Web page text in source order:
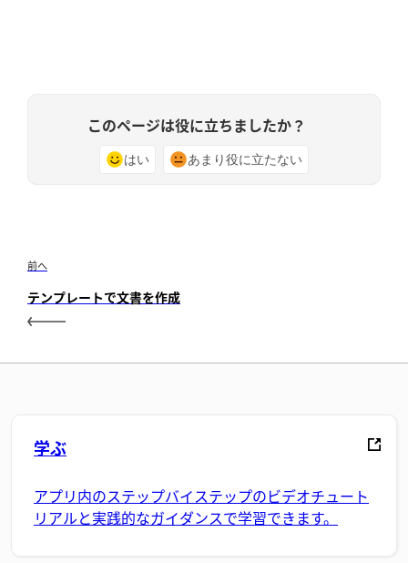
このページは役に立ちましたか？
はい あまり役に立たない
前へ
テンプレートで文書を作成
学ぶ
アプリ内のステップバイステップのビデオチュート
リアルと実践的なガイダンスで学習できます。